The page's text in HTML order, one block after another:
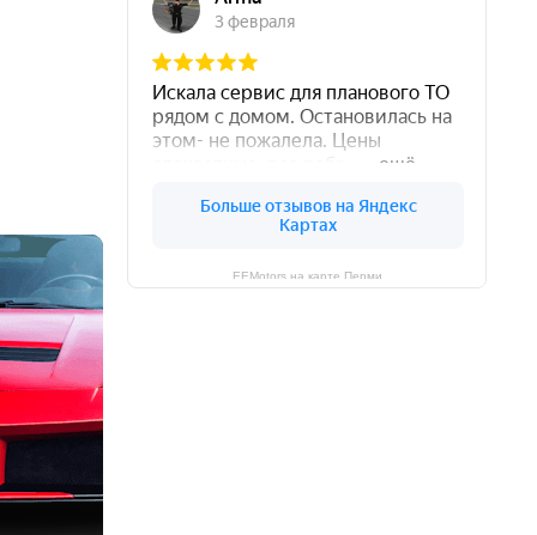
EEMotors на карте Перми